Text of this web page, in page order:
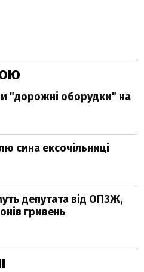
"дорожні оборудки" на
сина ексочільниці
депутата від ОПЗЖ,
гривень